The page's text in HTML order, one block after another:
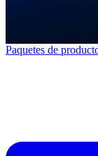
Paquetes de